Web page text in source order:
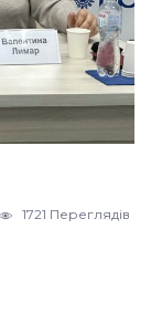
1721 Переглядів